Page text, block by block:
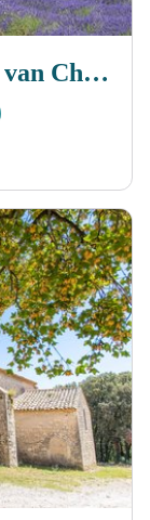
De Bidon-lus en de dolmen van Champvermeil (mountainbiken)